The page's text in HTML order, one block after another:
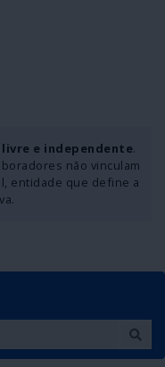
e independente.
não vinculam
entidade que define a